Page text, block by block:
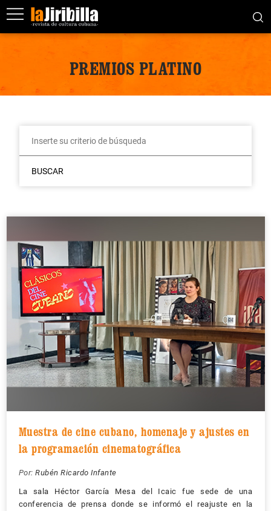
PREMIOS PLATINO
BUSCAR
Muestra de cine cubano, homenaje y ajustes en
la programación cinematográfica
Por: Rubén Ricardo Infante
La sala Héctor García Mesa del Icaic fue sede de una
conferencia de prensa donde se informó el reajuste en la